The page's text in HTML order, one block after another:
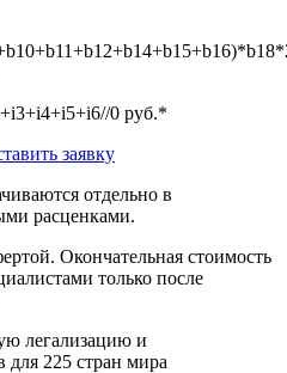
0 руб.*
заявку
отдельно в
расценками.
Окончательная стоимость
только после
легализацию и
для 225 стран мира